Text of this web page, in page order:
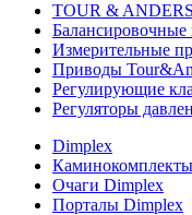
TOUR &
Измерительные
Приводы
Регулирующие
Регуляторы
Dimplex
Очаги Dimplex
Порталы Dimplex